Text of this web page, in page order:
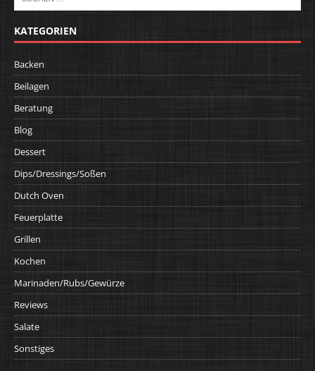
KATEGORIEN
Backen
Beilagen
Beratung
Blog
Dessert
Dips/Dressings/Soßen
Dutch Oven
Feuerplatte
Grillen
Kochen
Marinaden/Rubs/Gewürze
Reviews
Salate
Sonstiges